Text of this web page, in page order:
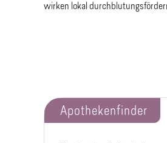
wirken lokal
Apothekenfinder